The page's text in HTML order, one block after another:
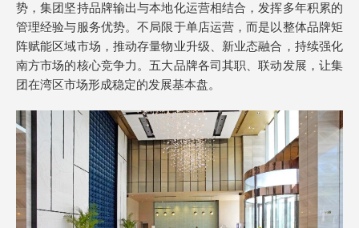
势，集团坚持品牌输出与本地化运营相结合，发挥多年积累的
管理经验与服务优势。不局限于单店运营，而是以整体品牌矩
阵赋能区域市场，推动存量物业升级、新业态融合，持续强化
南方市场的核心竞争力。五大品牌各司其职、联动发展，让集
团在湾区市场形成稳定的发展基本盘。